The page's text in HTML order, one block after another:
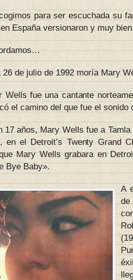
para ser escuchada su
España versionaron y muy
de julio de 1992 moría Mary
Wells fue una cantante
el camino del que fue el sonido
17 años, Mary Wells fue a
en el Detroit’s Twenty Grand
Mary Wells grabara en
Bye Baby».
A